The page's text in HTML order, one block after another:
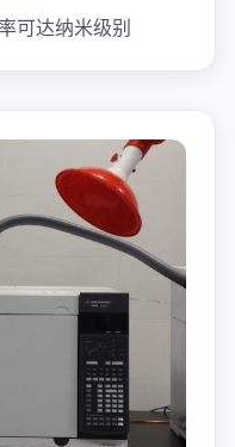
可达纳米级别